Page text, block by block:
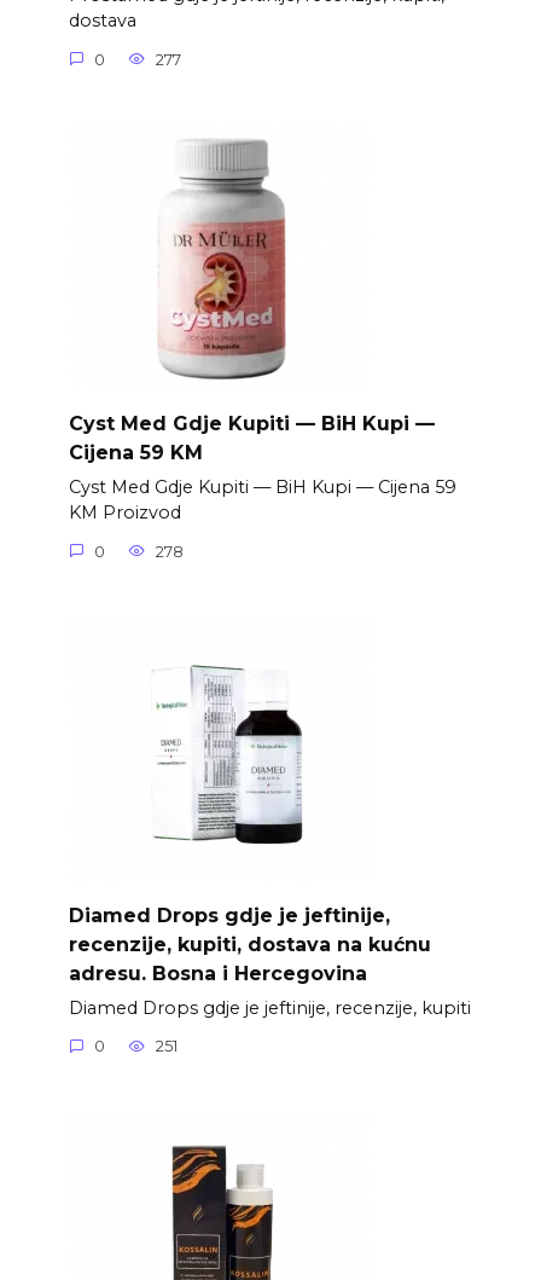
dostava
0 277
Cyst Med Gdje Kupiti — BiH Kupi —
Cijena 59 KM
Cyst Med Gdje Kupiti — BiH Kupi — Cijena 59
KM Proizvod
0 278
Diamed Drops gdje je jeftinije,
recenzije, kupiti, dostava na kućnu
adresu. Bosna i Hercegovina
Diamed Drops gdje je jeftinije, recenzije, kupiti
0 251